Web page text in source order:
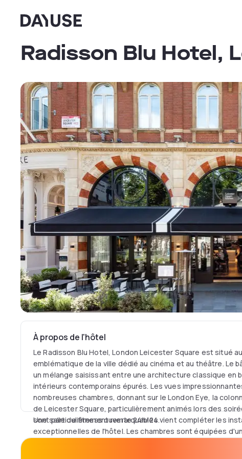
Dayuse
Radisson Blu Hotel,
À propos de l'hôtel
Le Radisson Blu Hotel, London Leicester Square est situé
emblématique de la ville dédié au cinéma et au théâtre. Le
un mélange saisissant entre une architecture classique en
intérieurs contemporains épurés. Les vues
nombreuses chambres, donnant sur le London Eye, la
de Leicester Square, particulièrement animés lors des
sont particulièrement remarquables.
Une salle de fitness ouverte 24h/24 vient compléter les
exceptionnelles de l'hôtel. Les chambres sont équipées
d'une décoration élégante et d'équipements à la pointe de